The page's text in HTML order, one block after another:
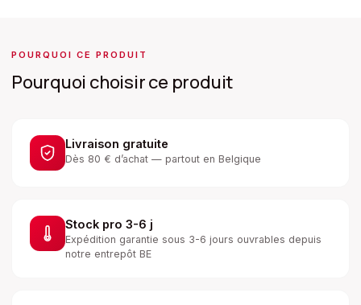
POURQUOI CE PRODUIT
Pourquoi choisir ce produit
Livraison gratuite
Dès 80 € d’achat — partout en Belgique
Stock pro 3-6 j
Expédition garantie sous 3-6 jours ouvrables depuis
notre entrepôt BE